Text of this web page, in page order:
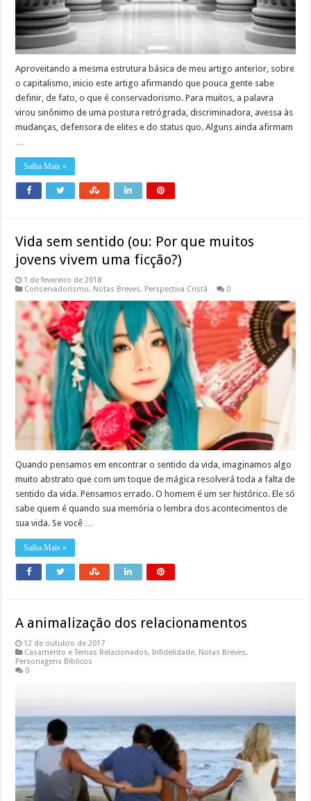
Aproveitando a mesma estrutura básica de meu artigo anterior, sobre
o capitalismo, inicio este artigo afirmando que pouca gente sabe
definir, de fato, o que é conservadorismo. Para muitos, a palavra
virou sinônimo de uma postura retrógrada, discriminadora, avessa às
mudanças, defensora de elites e do status quo. Alguns ainda afirmam
…
Saiba Mais »
Vida sem sentido (ou: Por que muitos
jovens vivem uma ficção?)
1 de fevereiro de 2018
Conservadorismo, Notas Breves, Perspectiva Cristã 0
Quando pensamos em encontrar o sentido da vida, imaginamos algo
muito abstrato que com um toque de mágica resolverá toda a falta de
sentido da vida. Pensamos errado. O homem é um ser histórico. Ele só
sabe quem é quando sua memória o lembra dos acontecimentos de
sua vida. Se você …
Saiba Mais »
A animalização dos relacionamentos
12 de outubro de 2017
Casamento e Temas Relacionados,Infidelidade, Notas Breves,
Personagens Bíblicos
0